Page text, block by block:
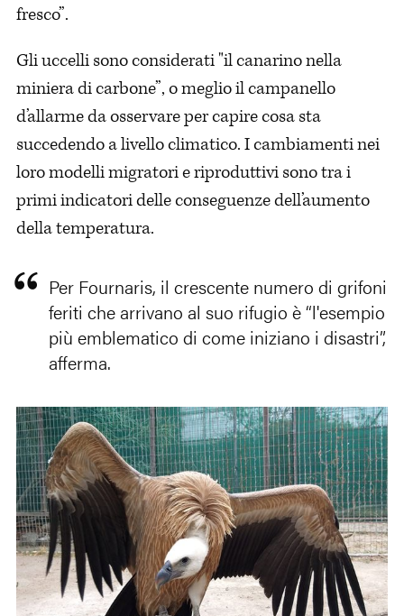
fresco”.
Gli uccelli sono considerati "il canarino nella
miniera di carbone”, o meglio il campanello
d’allarme da osservare per capire cosa sta
succedendo a livello climatico. I cambiamenti nei
loro modelli migratori e riproduttivi sono tra i
primi indicatori delle conseguenze dell’aumento
della temperatura.
Per Fournaris, il crescente numero di grifoni
feriti che arrivano al suo rifugio è “l'esempio
più emblematico di come iniziano i disastri”,
afferma.